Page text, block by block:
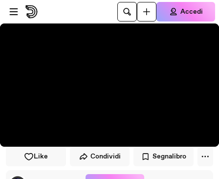
Vai al lettore
Passa al contenuto principale
Accedi
Like Condividi Segnalibro